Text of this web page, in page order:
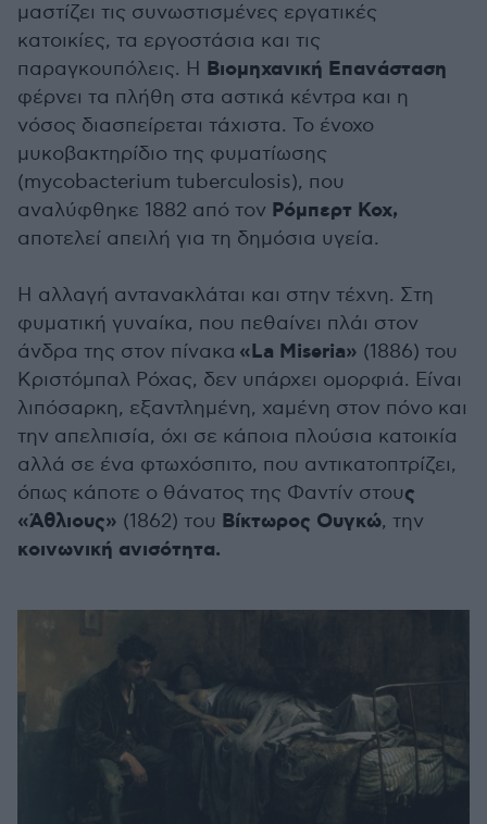
μαστίζει τις συνωστισμένες εργατικές
κατοικίες, τα εργοστάσια και τις
παραγκουπόλεις. Η Βιομηχανική Επανάσταση
φέρνει τα πλήθη στα αστικά κέντρα και η
νόσος διασπείρεται τάχιστα. Το ένοχο
μυκοβακτηρίδιο της φυματίωσης
(mycobacterium tuberculosis), που
αναλύφθηκε 1882 από τον Ρόμπερτ Κοχ,
αποτελεί απειλή για τη δημόσια υγεία.
Η αλλαγή αντανακλάται και στην τέχνη. Στη
φυματική γυναίκα, που πεθαίνει πλάι στον
άνδρα της στον πίνακα «La Miseria» (1886) του
Κριστόμπαλ Ρόχας, δεν υπάρχει ομορφιά. Είναι
λιπόσαρκη, εξαντλημένη, χαμένη στον πόνο και
την απελπισία, όχι σε κάποια πλούσια κατοικία
αλλά σε ένα φτωχόσπιτο, που αντικατοπτρίζει,
όπως κάποτε ο θάνατος της Φαντίν στους
«Άθλιους» (1862) του Βίκτωρος Ουγκώ, την
κοινωνική ανισότητα.